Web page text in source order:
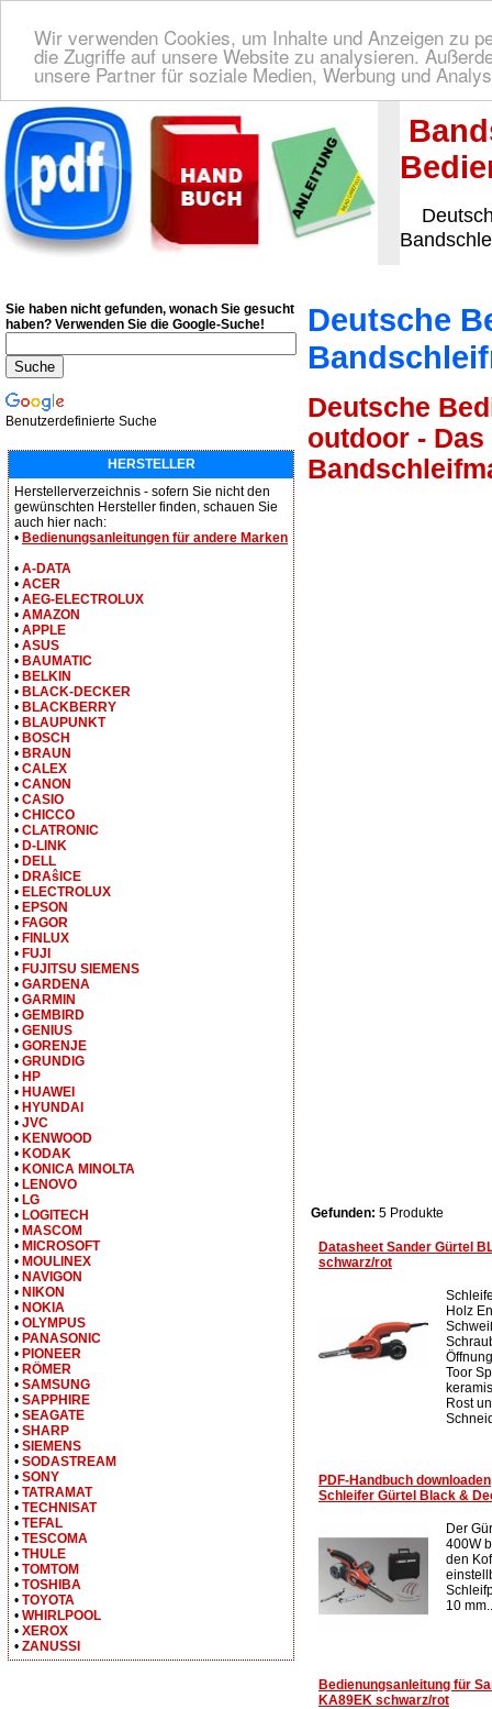
Wir verwenden Cookies, um Inhalte und Anzeigen zu
die Zugriffe auf unsere Website zu analysieren.
unsere Partner für soziale Medien, Werbung und
Deutsche Bedienungsanleitung Downloaden| Wir finden für Sie das deutsches
Deutsche
Deutsche
outdoor -
Gefunden: 5 Produkte
Datasheet Sander Gürtel
schwarz/rot
Holz
Toor
Rost
PDF-Handbuch downloaden
Schleifer Gürtel Black &
Der
400W
den
10
Bedienungsanleitung für
KA89EK schwarz/rot
Sie haben nicht gefunden, wonach Sie gesucht
haben? Verwenden Sie die Google-Suche!
Benutzerdefinierte Suche
HERSTELLER
Herstellerverzeichnis - sofern Sie nicht den
gewünschten Hersteller finden, schauen Sie
auch hier nach:
• Bedienungsanleitungen für andere Marken
• A-DATA
• ACER
• AEG-ELECTROLUX
• AMAZON
• APPLE
• ASUS
• BAUMATIC
• BELKIN
• BLACK-DECKER
• BLACKBERRY
• BLAUPUNKT
• BOSCH
• BRAUN
• CALEX
• CANON
• CASIO
• CHICCO
• CLATRONIC
• D-LINK
• DELL
• DRAŝICE
• ELECTROLUX
• EPSON
• FAGOR
• FINLUX
• FUJI
• FUJITSU SIEMENS
• GARDENA
• GARMIN
• GEMBIRD
• GENIUS
• GORENJE
• GRUNDIG
• HP
• HUAWEI
• HYUNDAI
• JVC
• KENWOOD
• KODAK
• KONICA MINOLTA
• LENOVO
• LG
• LOGITECH
• MASCOM
• MICROSOFT
• MOULINEX
• NAVIGON
• NIKON
• NOKIA
• OLYMPUS
• PANASONIC
• PIONEER
• RÖMER
• SAMSUNG
• SAPPHIRE
• SEAGATE
• SHARP
• SIEMENS
• SODASTREAM
• SONY
• TATRAMAT
• TECHNISAT
• TEFAL
• TESCOMA
• THULE
• TOMTOM
• TOSHIBA
• TOYOTA
• WHIRLPOOL
• XEROX
• ZANUSSI